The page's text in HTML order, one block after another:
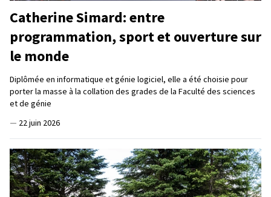
Catherine Simard: entre
programmation, sport et ouverture sur
le monde
Diplômée en informatique et génie logiciel, elle a été choisie pour
porter la masse à la collation des grades de la Faculté des sciences
et de génie
— 22 juin 2026